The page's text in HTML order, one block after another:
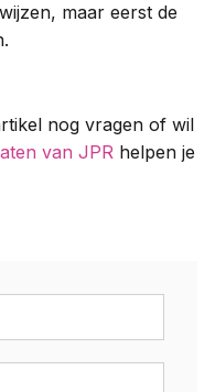
maar eerst de
nog vragen of wil
van JPR helpen je